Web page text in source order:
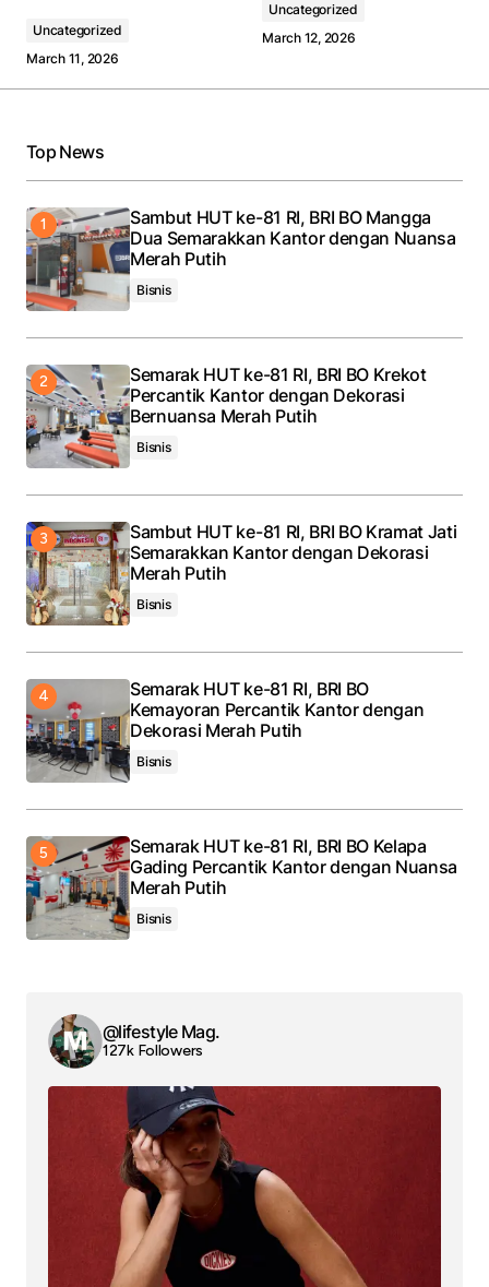
Uncategorized
March 11, 2026
Uncategorized
March 12, 2026
Top News
Sambut HUT ke-81 RI, BRI BO Mangga
Dua Semarakkan Kantor dengan Nuansa
Merah Putih
Bisnis
Semarak HUT ke-81 RI, BRI BO Krekot
Percantik Kantor dengan Dekorasi
Bernuansa Merah Putih
Bisnis
Sambut HUT ke-81 RI, BRI BO Kramat Jati
Semarakkan Kantor dengan Dekorasi
Merah Putih
Bisnis
Semarak HUT ke-81 RI, BRI BO
Kemayoran Percantik Kantor dengan
Dekorasi Merah Putih
Bisnis
Semarak HUT ke-81 RI, BRI BO Kelapa
Gading Percantik Kantor dengan Nuansa
Merah Putih
Bisnis
@lifestyle Mag.
127k Followers